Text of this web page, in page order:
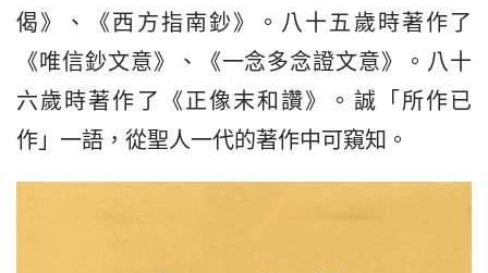
偈》、《西方指南鈔》。八十五歲時著作了
《唯信鈔文意》、《一念多念證文意》。八十
六歲時著作了《正像末和讚》。誠「所作已
作」一語，從聖人一代的著作中可窺知。